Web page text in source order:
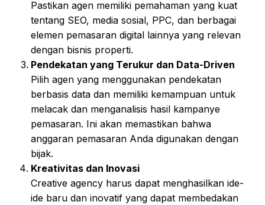
Pastikan agen memiliki pemahaman yang kuat
tentang SEO, media sosial, PPC, dan berbagai
elemen pemasaran digital lainnya yang relevan
dengan bisnis properti.
Pendekatan yang Terukur dan Data-Driven
Pilih agen yang menggunakan pendekatan
berbasis data dan memiliki kemampuan untuk
melacak dan menganalisis hasil kampanye
pemasaran. Ini akan memastikan bahwa
anggaran pemasaran Anda digunakan dengan
bijak.
Kreativitas dan Inovasi
Creative agency harus dapat menghasilkan ide-
ide baru dan inovatif yang dapat membedakan